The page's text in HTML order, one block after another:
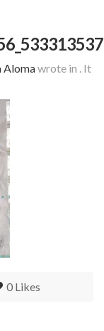
Alomawrote in . It
0 Likes